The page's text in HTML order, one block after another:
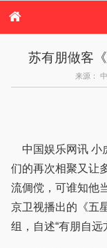
港台娱乐
苏有朋做客
来源：
中国娱乐网讯 小
们的再次相聚又让
流倜傥，可谁知他
京卫视播出的《五
组，自述“有朋自远